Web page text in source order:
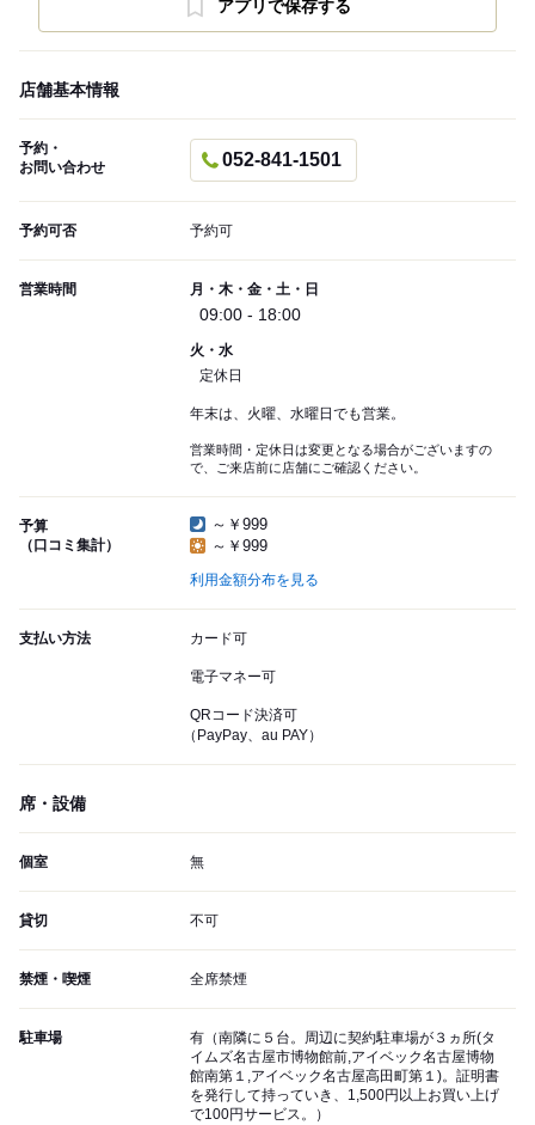
アプリで保存する
店舗基本情報
予約・
お問い合わせ
052-841-1501
予約可否 予約可
営業時間 月・木・金・土・日
09:00 - 18:00
火・水
定休日
年末は、火曜、水曜日でも営業。
営業時間・定休日は変更となる場合がございますの
で、ご来店前に店舗にご確認ください。
予算
（口コミ集計）
～￥999
～￥999
利用金額分布を見る
支払い方法 カード可
電子マネー可
QRコード決済可
（PayPay、au PAY）
席・設備
個室 無
貸切 不可
禁煙・喫煙 全席禁煙
駐車場
有（南隣に５台。周辺に契約駐車場が３ヵ所(タ
イムズ名古屋市博物館前,アイベック名古屋博物
館南第１,アイベック名古屋高田町第１)。証明書
を発行して持っていき、1,500円以上お買い上げ
で100円サービス。）